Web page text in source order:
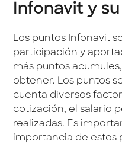
Infonavit y
Los puntos Infonavit
participación y
más puntos
obtener. Los puntos
cuenta diversos
cotización, el salario
realizadas. Es
importancia de estos